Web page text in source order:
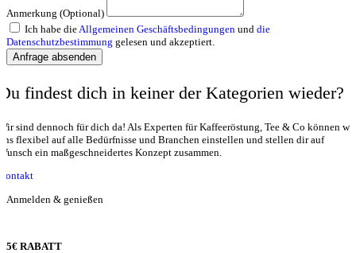
Anmerkung (Optional)
Ich habe die Allgemeinen Geschäftsbedingungen und die
Datenschutzbestimmung gelesen und akzeptiert.
Anfrage absenden
findest dich in keiner der Kategorien wieder?
sind dennoch für dich da! Als Experten für Kaffeeröstung, Tee & Co können wir
flexibel auf alle Bedürfnisse und Branchen einstellen und stellen dir auf
ein maßgeschneidertes Konzept zusammen.
Anmelden & genießen
5€ RABATT